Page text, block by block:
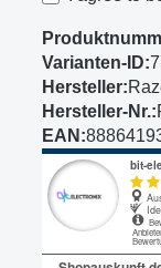
Varianten-ID:
Hersteller:
Hersteller-Nr.:
EAN: